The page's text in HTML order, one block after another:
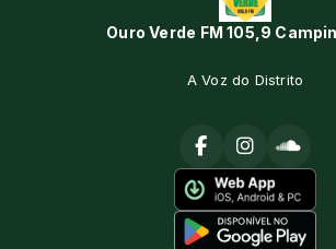
Ouro Verde FM 105,9
A Voz do Distrito